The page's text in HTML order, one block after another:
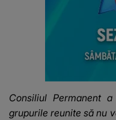
Consiliul Permanent
grupurile reunite să nu